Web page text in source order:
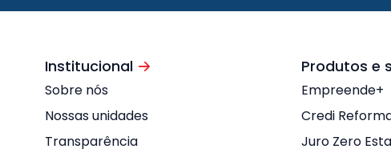
Institucional
Sobre nós
Nossas unidades
Transparência
Produtos e
Empreende+
Credi
Juro Zero